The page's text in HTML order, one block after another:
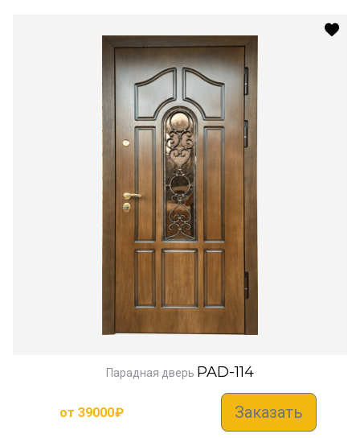
Парадная дверь PAD-114
от 39000₽ Заказать